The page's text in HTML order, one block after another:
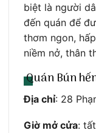
biệt là người
đến quán để
thơm ngon,
niềm nở, thân
Quán Bún
Địa chỉ: 28
Giờ mở cửa: